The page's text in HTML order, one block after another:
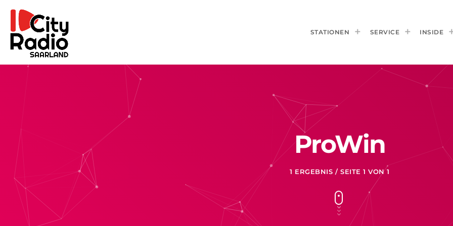
STATIONEN SERVICE INSIDE
ProWin
1 ERGEBNIS / SEITE 1 VON 1